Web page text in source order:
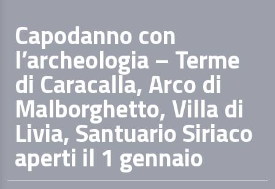
Capodanno con
l’archeologia – Terme
di Caracalla, Arco di
Malborghetto, Villa di
Livia, Santuario Siriaco
aperti il 1 gennaio